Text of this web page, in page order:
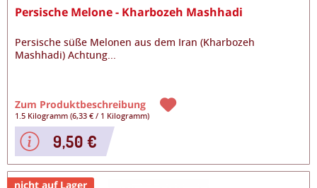
Persische Melone - Kharbozeh Mashhadi
Persische süße Melonen aus dem Iran (Kharbozeh
Mashhadi) Achtung...
Zum Produktbeschreibung
1.5 Kilogramm(6,33 € / 1 Kilogramm)
9,50 €
nicht auf Lager